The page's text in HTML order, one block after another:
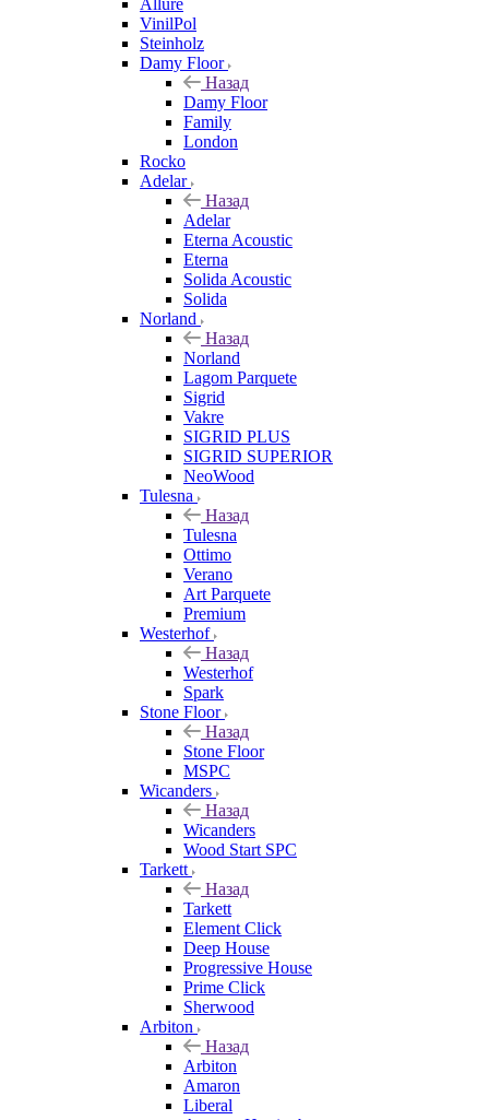
Allure
VinilPol
Steinholz
Damy Floor
Назад
Damy Floor
Family
London
Rocko
Adelar
Назад
Adelar
Eterna Acoustic
Eterna
Solida Acoustic
Solida
Norland
Назад
Norland
Lagom Parquete
Sigrid
Vakre
SIGRID PLUS
SIGRID SUPERIOR
NeoWood
Tulesna
Назад
Tulesna
Ottimo
Verano
Art Parquete
Premium
Westerhof
Назад
Westerhof
Spark
Stone Floor
Назад
Stone Floor
MSPC
Wicanders
Назад
Wicanders
Wood Start SPC
Tarkett
Назад
Tarkett
Element Click
Deep House
Progressive House
Prime Click
Sherwood
Arbiton
Назад
Arbiton
Amaron
Liberal